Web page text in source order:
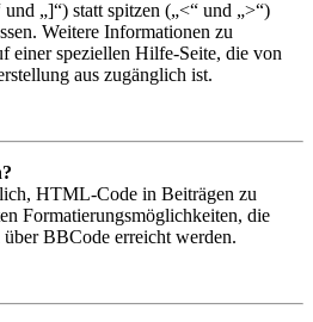
„]“) statt spitzen („<“ und „>“)
Weitere Informationen zu
einer speziellen Hilfe-Seite, die von
aus zugänglich ist.
HTML-Code in Beiträgen zu
Formatierungsmöglichkeiten, die
BBCode erreicht werden.